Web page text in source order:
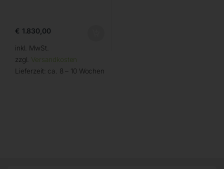
€ 1.830,00
inkl. MwSt.
zzgl. Versandkosten
Lieferzeit: ca. 8 – 10 Wochen